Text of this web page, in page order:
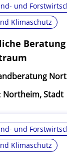
und
Klimaschutz
Beratung
Northeim, Stadt
und
Klimaschutz